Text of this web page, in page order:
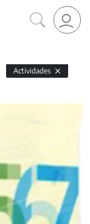
Actividades